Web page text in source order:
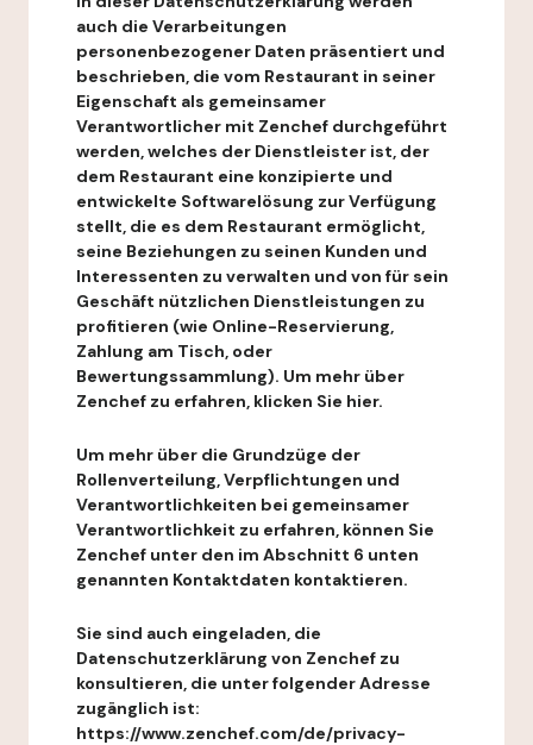
auch die Verarbeitungen
personenbezogener Daten präsentiert und
beschrieben, die vom Restaurant in seiner
Eigenschaft als gemeinsamer
Verantwortlicher mit Zenchef durchgeführt
werden, welches der Dienstleister ist, der
dem Restaurant eine konzipierte und
entwickelte Softwarelösung zur Verfügung
stellt, die es dem Restaurant ermöglicht,
seine Beziehungen zu seinen Kunden und
Interessenten zu verwalten und von für sein
Geschäft nützlichen Dienstleistungen zu
profitieren (wie Online-Reservierung,
Zahlung am Tisch, oder
Bewertungssammlung). Um mehr über
Zenchef zu erfahren, klicken Sie hier.
Um mehr über die Grundzüge der
Rollenverteilung, Verpflichtungen und
Verantwortlichkeiten bei gemeinsamer
Verantwortlichkeit zu erfahren, können Sie
Zenchef unter den im Abschnitt 6 unten
genannten Kontaktdaten kontaktieren.
Sie sind auch eingeladen, die
Datenschutzerklärung von Zenchef zu
konsultieren, die unter folgender Adresse
zugänglich ist:
https://www.zenchef.com/de/privacy-